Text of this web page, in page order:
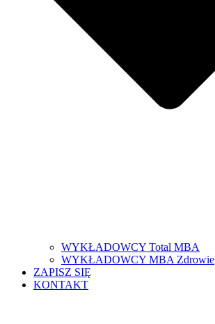
WYKŁADOWCY Total MBA
WYKŁADOWCY MBA Zdrowie
ZAPISZ SIĘ
KONTAKT